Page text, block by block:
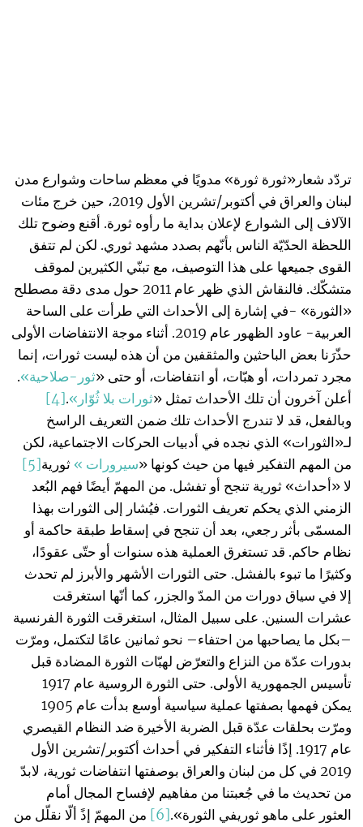
تردّد شعار«ثورة ثورة» مدويًا في معظم ساحات وشوارع مدن
لبنان والعراق في أكتوبر/تشرين الأول 2019، حين خرج مئات
الآلاف إلى الشوارع لإعلان بداية ما رأوه ثورة. أقنع وضوح تلك
اللحظة الحدّيّة الناس بأنّهم بصدد مشهد ثوري. لكن لم تتفق
القوى جميعها على هذا التوصيف، مع تبنّي الكثيرين لموقف
متشكّك. فالنقاش الذي ظهر عام 2011 حول مدى دقة مصطلح
«الثورة» -في إشارة إلى الأحداث التي طرأت على الساحة
العربية- عاود الظهور عام 2019. أثناء موجة الانتفاضات الأولى
حذّرَنا بعض الباحثين والمثقفين من أن هذه ليست ثورات، إنما
مجرد تمردات، أو هبّات، أو انتفاضات، أو حتى «ثور-صلاحية».
أعلن آخرون أن تلك الأحداث تمثل «ثورات بلا ثُوّار».
[4]
وبالفعل، قد لا تندرج الأحداث تلك ضمن التعريف الراسخ
لـ«الثورات» الذي نجده في أدبيات الحركات الاجتماعية، لكن
من المهم التفكير فيها من حيث كونها «سيرورات » ثورية[5]
لا «أحداث» ثورية تنجح أو تفشل. من المهمّ أيضًا فهم البُعد
الزمني الذي يحكم تعريف الثورات. فيُشار إلى الثورات بهذا
المسمّى بأثر رجعي، بعد أن تنجح في إسقاط طبقة حاكمة أو
نظام حاكم. قد تستغرق العملية هذه سنوات أو حتّى عقودًا،
وكثيرًا ما تبوء بالفشل. حتى الثورات الأشهر والأبرز لم تحدث
إلا في سياق دورات من المدّ والجزر، كما أنّها استغرقت
عشرات السنين. على سبيل المثال، استغرقت الثورة الفرنسية
–بكل ما يصاحبها من احتفاء– نحو ثمانين عامًا لتكتمل، ومرّت
بدورات عدّة من النزاع والتعرّض لهبّات الثورة المضادة قبل
تأسيس الجمهورية الأولى. حتى الثورة الروسية عام 1917
يمكن فهمها بصفتها عملية سياسية أوسع بدأت عام 1905
ومرّت بحلقات عدّة قبل الضربة الأخيرة ضد النظام القيصري
عام 1917. إذًا فأثناء التفكير في أحداث أكتوبر/تشرين الأول
2019 في كل من لبنان والعراق بوصفتها انتفاضات ثورية، لابدّ
من تحديث ما في جُعبتنا من مفاهيم لإفساح المجال أمام
العثور على ماهو ثوريفي الثورة».[6]
من المهمّ إذً ألّا نقلّل من